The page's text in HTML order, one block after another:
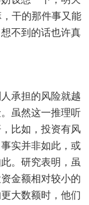
干的那件事又能
不到的话也许真
承担的风险就越
虽然这一推理听
比如，投资有风
实并非如此，或
。研究表明，虽
金额相对较小的
大数额时，他们